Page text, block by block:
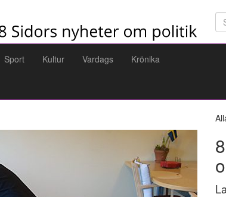
Sport Kultur Vardags Krönika